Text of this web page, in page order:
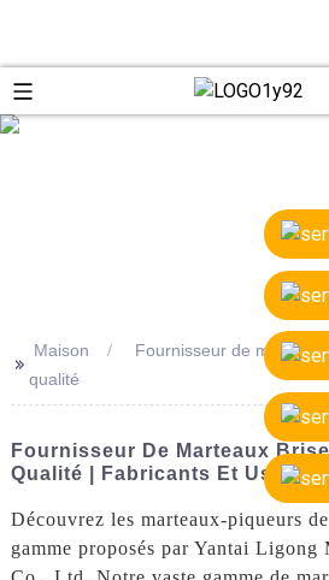
>>
Maison
Fournisseur de
qualité
Fournisseur De Marteaux
Qualité | Fabricants Et Usines
Découvrez les marteaux-piqueurs
gamme proposés par Yantai